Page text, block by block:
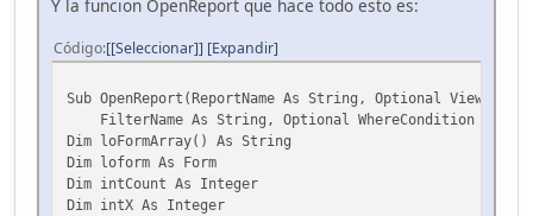
Y la funcion OpenReport que hace todo esto es:
Código [Seleccionar] Expandir
Sub OpenReport(ReportName As String, Optional View As
FilterName As String, Optional WhereCondition As
Dim loFormArray() As String
Dim loform As Form
Dim intCount As Integer
Dim intX As Integer